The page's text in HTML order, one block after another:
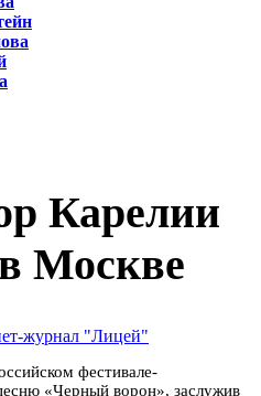
Карелии
Москве
журнал "Лицей"
фестивале-
«Черный ворон», заслужив